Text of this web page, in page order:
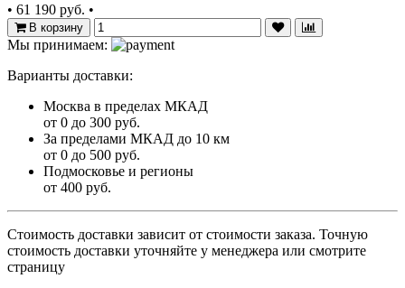
• 61 190 руб. •
В корзину
Мы принимаем:
Варианты доставки:
Москва в пределах МКАД
от 0 до 300 руб.
За пределами МКАД до 10 км
от 0 до 500 руб.
Подмосковье и регионы
от 400 руб.
Стоимость доставки зависит от стоимости заказа. Точную
стоимость доставки уточняйте у менеджера или смотрите
страницу